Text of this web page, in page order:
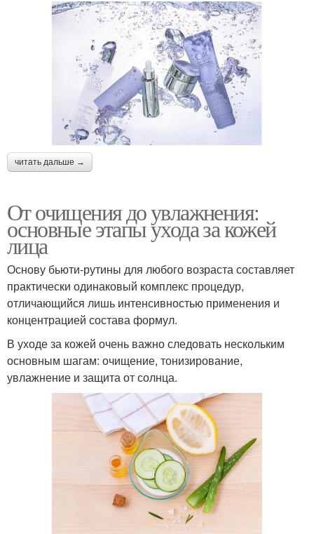
читать дальше →
От очищения до увлажнения:
основные этапы ухода за кожей
лица
Основу бьюти-рутины для любого возраста составляет
практически одинаковый комплекс процедур,
отличающийся лишь интенсивностью применения и
концентрацией состава формул.
В уходе за кожей очень важно следовать нескольким
основным шагам: очищение, тонизирование,
увлажнение и защита от солнца.